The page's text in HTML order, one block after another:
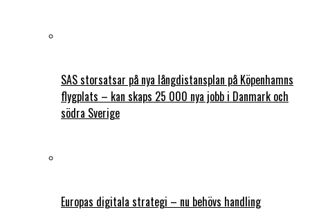
SAS storsatsar på nya långdistansplan på Köpenhamns
flygplats – kan skaps 25 000 nya jobb i Danmark och
södra Sverige
Europas digitala strategi – nu behövs handling